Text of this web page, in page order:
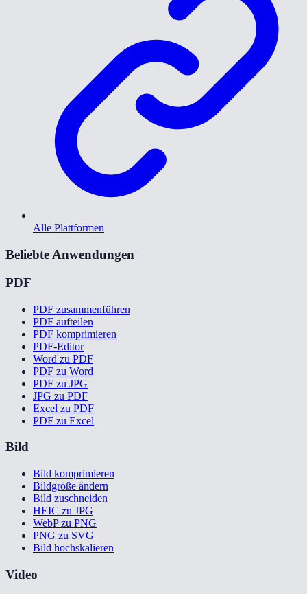
Alle Plattformen
Beliebte Anwendungen
PDF
PDF zusammenführen
PDF aufteilen
PDF komprimieren
PDF-Editor
Word zu PDF
PDF zu Word
PDF zu JPG
JPG zu PDF
Excel zu PDF
PDF zu Excel
Bild
Bild komprimieren
Bildgröße ändern
Bild zuschneiden
HEIC zu JPG
WebP zu PNG
PNG zu SVG
Bild hochskalieren
Video